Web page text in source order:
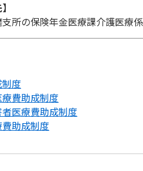
所の保険年金医療課介護医療係
度
費助成制度
者医療費助成制度
助成制度